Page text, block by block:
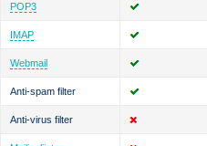
POP3
IMAP
Webmail
Anti-spam filter
Anti-virus filter